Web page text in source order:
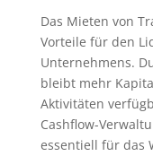
Das Mieten von
Vorteile für den
Unternehmens.
bleibt mehr
Aktivitäten
Cashflow-
essentiell für das